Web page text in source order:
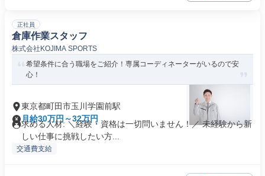
正社員
倉庫作業スタッフ
株式会社KOJIMA SPORTS
希望条件に合う職場をご紹介！専属コーディネーターがいるので安
心！
東京都町田市玉川学園前駅
月給30万円～32万円
求める人材: ＼経験・資格は一切問いません！／ 未経験から新
しい仕事に挑戦したい方...
交通費支給